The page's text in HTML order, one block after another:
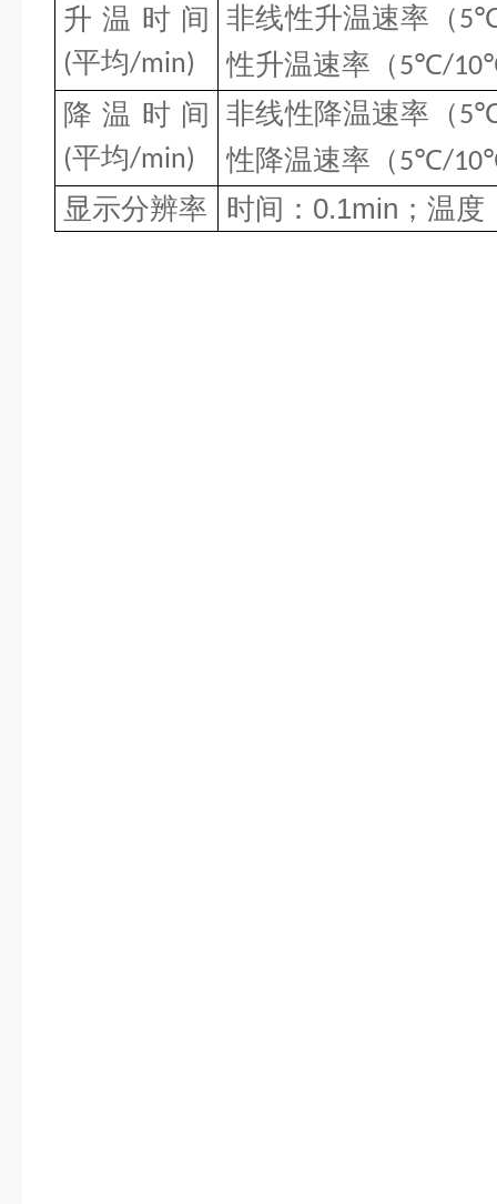
升温时间
(平均/min)
非线性升温速率（5
性升温速率（5℃/10
降温时间
(平均/min)
非线性降温速率（5
性降温速率（5℃/10
显示分辨率 时间：0.1min；温